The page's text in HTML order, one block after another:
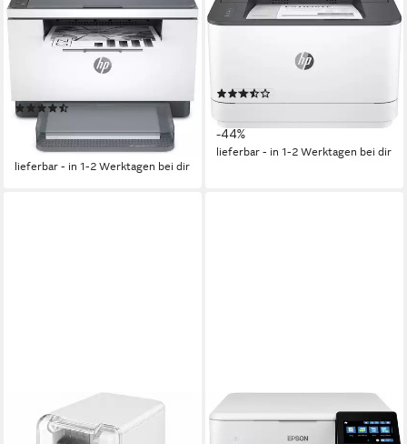
LaserJet MFP M234dw
Multifunktionsdrucker
600 x 600 dpi
Auflösung s/w Druck
Auflösung Scan
(20)
184,28 €
-36%
lieferbar - in 1-2 Werktagen bei dir
LaserJet Pro 3002dw
Laserdrucker
1200 x 1200 dpi Auflösung s/w Druck
Druckverfahren
-44%
lieferbar - in 1-2 Werktagen bei dir
DIYARTS
Tintenstrahldrucker, (WLAN